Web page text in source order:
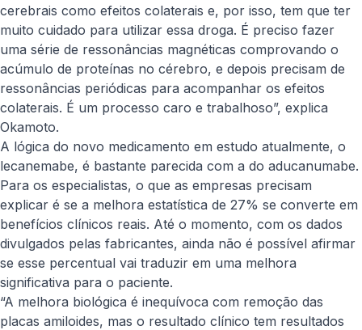
cerebrais como efeitos colaterais e, por isso, tem que ter
muito cuidado para utilizar essa droga. É preciso fazer
uma série de ressonâncias magnéticas comprovando o
acúmulo de proteínas no cérebro, e depois precisam de
ressonâncias periódicas para acompanhar os efeitos
colaterais. É um processo caro e trabalhoso”, explica
Okamoto.
A lógica do novo medicamento em estudo atualmente, o
lecanemabe, é bastante parecida com a do aducanumabe.
Para os especialistas, o que as empresas precisam
explicar é se a melhora estatística de 27% se converte em
benefícios clínicos reais. Até o momento, com os dados
divulgados pelas fabricantes, ainda não é possível afirmar
se esse percentual vai traduzir em uma melhora
significativa para o paciente.
“A melhora biológica é inequívoca com remoção das
placas amiloides, mas o resultado clínico tem resultados